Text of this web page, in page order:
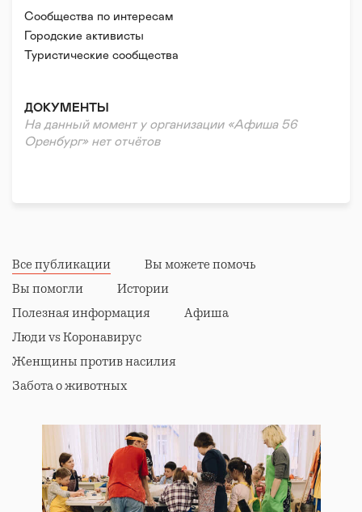
Сообщества по интересам
Городские активисты
Туристические сообщества
ДОКУМЕНТЫ
На данный момент у организации «Афиша 56
Оренбург» нет отчётов
Все публикации
Вы можете помочь
Вы помогли
Истории
Полезная информация
Афиша
Люди vs Коронавирус
Женщины против насилия
Забота о животных